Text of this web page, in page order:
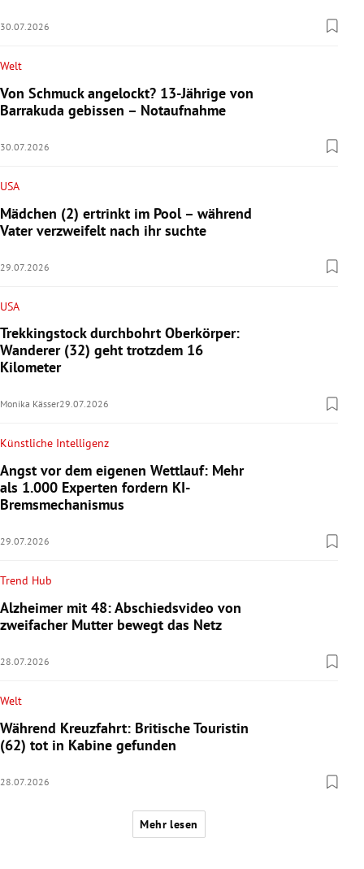
30.07.2026
Welt
Von Schmuck angelockt? 13-Jährige von
Barrakuda gebissen – Notaufnahme
30.07.2026
USA
Mädchen (2) ertrinkt im Pool – während
Vater verzweifelt nach ihr suchte
29.07.2026
USA
Trekkingstock durchbohrt Oberkörper:
Wanderer (32) geht trotzdem 16
Kilometer
Monika Kässer29.07.2026
Künstliche Intelligenz
Angst vor dem eigenen Wettlauf: Mehr
als 1.000 Experten fordern KI-
Bremsmechanismus
29.07.2026
Trend Hub
Alzheimer mit 48: Abschiedsvideo von
zweifacher Mutter bewegt das Netz
28.07.2026
Welt
Während Kreuzfahrt: Britische Touristin
(62) tot in Kabine gefunden
28.07.2026
Mehr lesen